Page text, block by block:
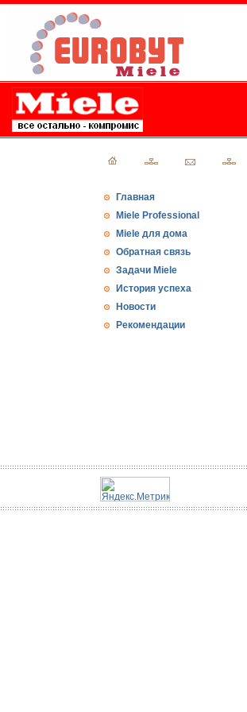
Главная
Miele Professional
Miele для дома
Обратная связь
Задачи Miele
История успеха
Новости
Рекомендации